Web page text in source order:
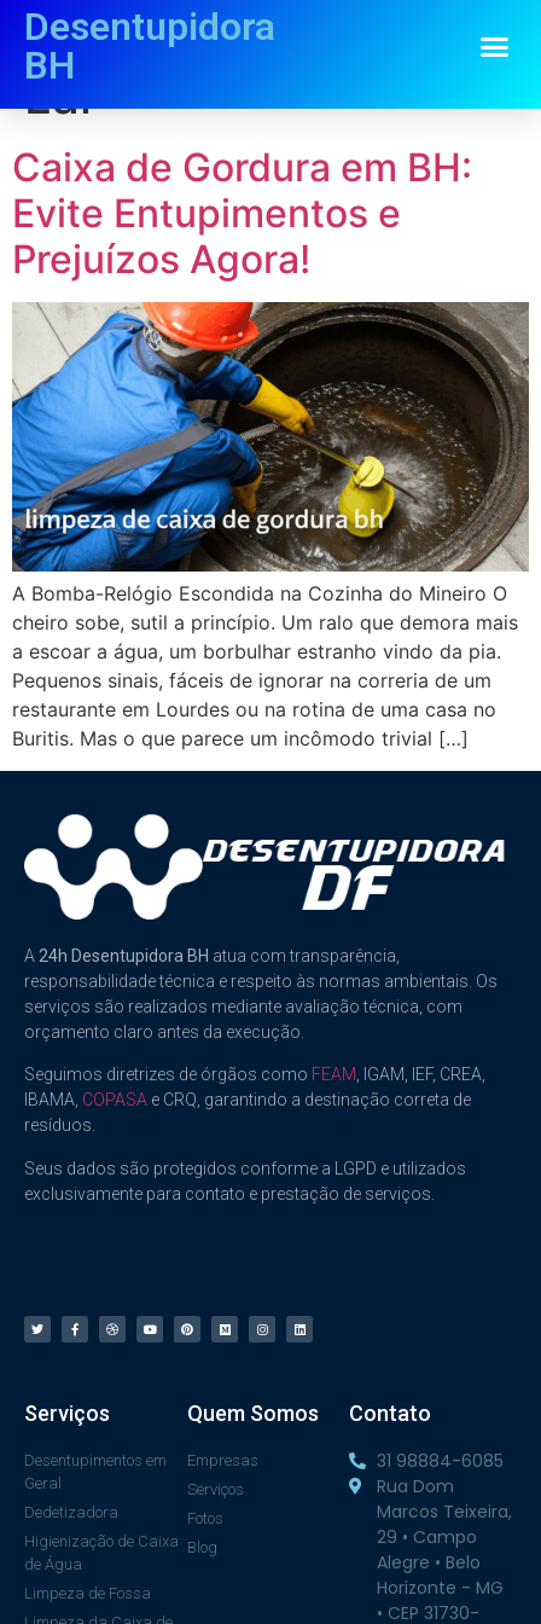
Desentupidora
BH
Categoria:
Lar”
Caixa de Gordura em BH:
Evite Entupimentos e
Prejuízos Agora!
A Bomba-Relógio Escondida na Cozinha do Mineiro O
cheiro sobe, sutil a princípio. Um ralo que demora mais
a escoar a água, um borbulhar estranho vindo da pia.
Pequenos sinais, fáceis de ignorar na correria de um
restaurante em Lourdes ou na rotina de uma casa no
Buritis. Mas o que parece um incômodo trivial […]
A 24h Desentupidora BH atua com transparência,
responsabilidade técnica e respeito às normas ambientais. Os
serviços são realizados mediante avaliação técnica, com
orçamento claro antes da execução.
Seguimos diretrizes de órgãos como FEAM, IGAM, IEF, CREA,
IBAMA, COPASA e CRQ, garantindo a destinação correta de
resíduos.
Seus dados são protegidos conforme a LGPD e utilizados
exclusivamente para contato e prestação de serviços.
Serviços
Desentupimentos em
Geral
Dedetizadora
Higienização de Caixa
de Água
Limpeza de Fossa
Quem Somos
Empresas
Serviços
Fotos
Blog
Contato
31 98884-6085
Rua Dom
Marcos Teixeira,
29 • Campo
Alegre • Belo
Horizonte - MG
• CEP 31730-